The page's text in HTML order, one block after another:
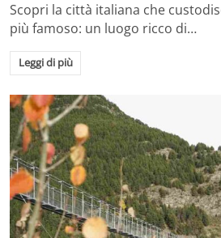
Scopri la città italiana che
più famoso: un luogo ricco di…
Leggi di più